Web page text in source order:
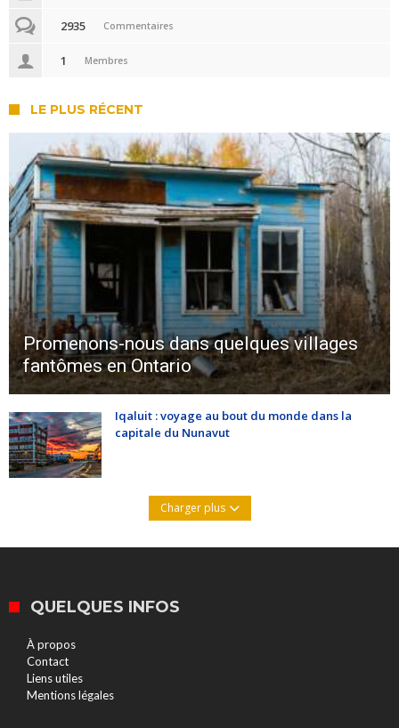
2935 Commentaires
1 Membres
LE PLUS RÉCENT
Promenons-nous dans quelques villages
fantômes en Ontario
Iqaluit : voyage au bout du monde dans la
capitale du Nunavut
Charger plus
QUELQUES INFOS
À propos
Contact
Liens utiles
Mentions légales